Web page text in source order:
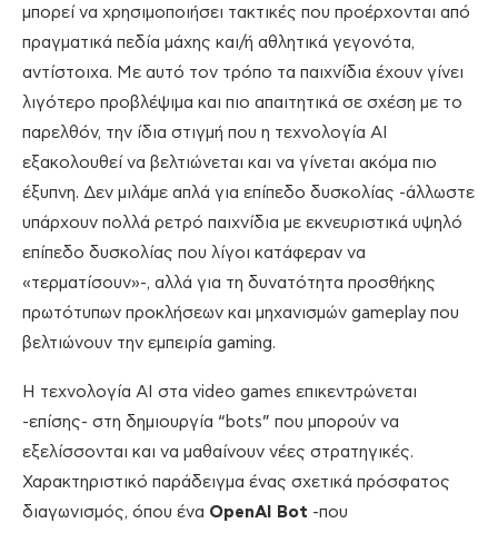
μπορεί να χρησιμοποιήσει τακτικές που προέρχονται από
πραγματικά πεδία μάχης και/ή αθλητικά γεγονότα,
αντίστοιχα. Με αυτό τον τρόπο τα παιχνίδια έχουν γίνει
λιγότερο προβλέψιμα και πιο απαιτητικά σε σχέση με το
παρελθόν, την ίδια στιγμή που η τεχνολογία ΑΙ
εξακολουθεί να βελτιώνεται και να γίνεται ακόμα πιο
έξυπνη. Δεν μιλάμε απλά για επίπεδο δυσκολίας -άλλωστε
υπάρχουν πολλά ρετρό παιχνίδια με εκνευριστικά υψηλό
επίπεδο δυσκολίας που λίγοι κατάφεραν να
«τερματίσουν»-, αλλά για τη δυνατότητα προσθήκης
πρωτότυπων προκλήσεων και μηχανισμών gameplay που
βελτιώνουν την εμπειρία gaming.
Η τεχνολογία ΑΙ στα video games επικεντρώνεται
-επίσης- στη δημιουργία “bots” που μπορούν να
εξελίσσονται και να μαθαίνουν νέες στρατηγικές.
Χαρακτηριστικό παράδειγμα ένας σχετικά πρόσφατος
διαγωνισμός, όπου ένα OpenAI Bot -που